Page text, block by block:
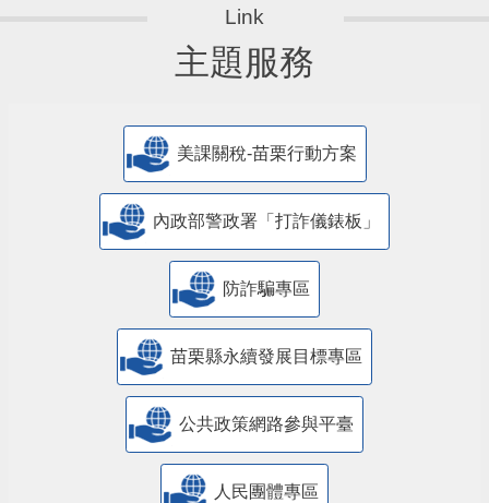
主題服務
美課關稅-苗栗行動方案
內政部警政署「打詐儀錶板」
防詐騙專區
苗栗縣永續發展目標專區
公共政策網路參與平臺
人民團體專區